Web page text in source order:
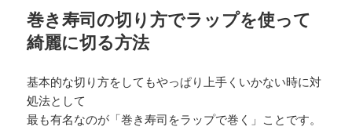
巻き寿司の切り方でラップを使って
綺麗に切る方法
基本的な切り方をしてもやっぱり上手くいかない時に対
処法として
最も有名なのが「巻き寿司をラップで巻く」ことです。